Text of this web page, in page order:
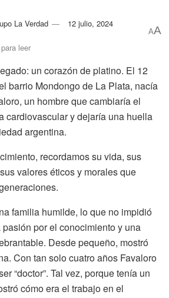
La Verdad 12 julio, 2024
leer
AA
un corazón de platino. El 12
barrio Mondongo de La Plata, nacía
un hombre que cambiaría el
cardiovascular y dejaría una huella
argentina.
recordamos su vida, sus
valores éticos y morales que
familia humilde, lo que no impidió
por el conocimiento y una
Desde pequeño, mostró
Con tan solo cuatro años Favaloro
“doctor”. Tal vez, porque tenía un
cómo era el trabajo en el